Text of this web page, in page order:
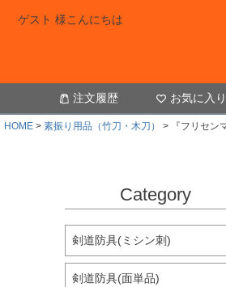
ゲスト 様こんにちは
注文履歴 お気に入り
HOME 素振り用品（竹刀・木刀） 『フリセン
Category
剣道防具(ミシン刺)
剣道防具(面単品)